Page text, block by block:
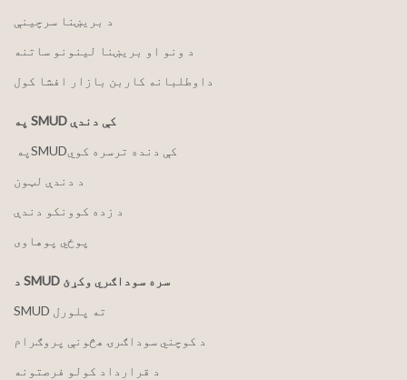
د بریښنا سرچینې
د ونو او بریښنا لینونو ساتنه
داوطلبانه کاربن بازار افشا کول
په SMUD کې دندې
په ‏‎SMUD‎‏ کې دنده ترسره کوي
د دندې لټون
د زده کوونکو دندې
پوځي پوهاوی
د SMUD سره سوداګري وکړئ
SMUD ته پلورل
د کوچني سوداګرۍ هڅونې پروګرام
د قرارداد کولو فرصتونه